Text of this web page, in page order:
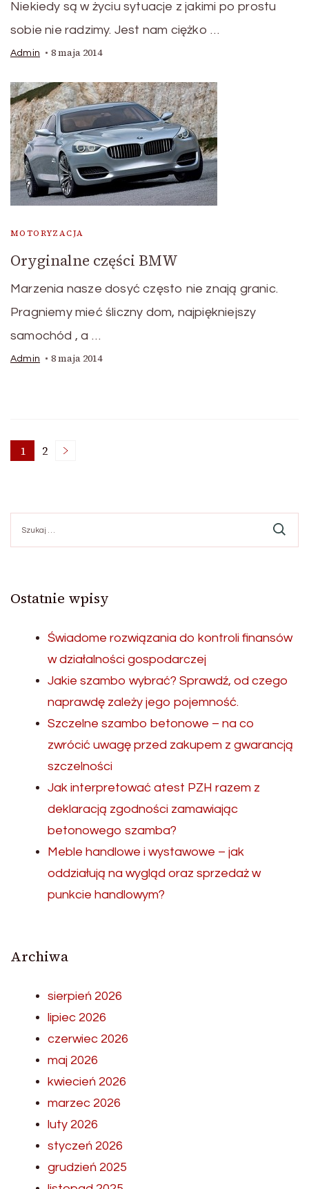
Niekiedy są w życiu sytuacje z jakimi po prostu
sobie nie radzimy. Jest nam ciężko …
Admin 8 maja 2014
MOTORYZACJA
Oryginalne części BMW
Marzenia nasze dosyć często nie znają granic.
Pragniemy mieć śliczny dom, najpiękniejszy
samochód , a …
Admin 8 maja 2014
Stronicowanie
wpisów
Strona
1 Strona
2
Ostatnie wpisy
Świadome rozwiązania do kontroli finansów
w działalności gospodarczej
Jakie szambo wybrać? Sprawdź, od czego
naprawdę zależy jego pojemność.
Szczelne szambo betonowe – na co
zwrócić uwagę przed zakupem z gwarancją
szczelności
Jak interpretować atest PZH razem z
deklaracją zgodności zamawiając
betonowego szamba?
Meble handlowe i wystawowe – jak
oddziałują na wygląd oraz sprzedaż w
punkcie handlowym?
Archiwa
sierpień 2026
lipiec 2026
czerwiec 2026
maj 2026
kwiecień 2026
marzec 2026
luty 2026
styczeń 2026
grudzień 2025